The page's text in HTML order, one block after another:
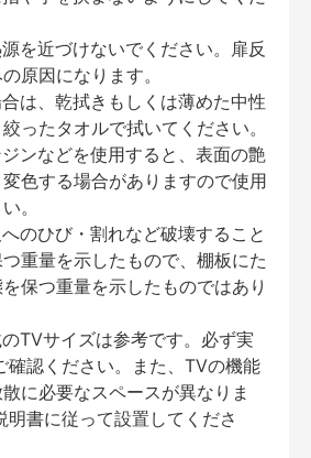
を近づけないでください。扉反
原因になります。
は、乾拭きもしくは薄めた中性
ったタオルで拭いてください。
ンなどを使用すると、表面の艶
色する場合がありますので使用
。
のひび・割れなど破壊すること
重量を示したもので、棚板にた
保つ重量を示したものではあり
TVサイズは参考です。必ず実
確認ください。また、TVの機能
に必要なスペースが異なりま
明書に従って設置してくださ